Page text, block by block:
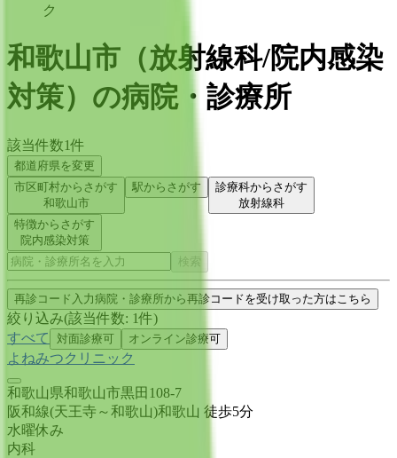
ク
和歌山市 （放射線科/院内感染
対策） の病院・診療所
該当件数1件
都道府県を変更
市区町村からさがす
和歌山市
駅からさがす
診療科からさがす
放射線科
特徴からさがす
院内感染対策
検索
再診コード入力病院・診療所から再診コードを受け取った方はこちら
絞り込み(該当件数: 1件)
すべて
対面診療可 オンライン診療可
よねみつクリニック
和歌山県和歌山市黒田108-7
阪和線(天王寺～和歌山)和歌山 徒歩5分
水曜休み
内科